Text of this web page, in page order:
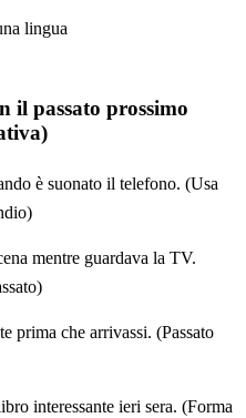
lingua
il passato prossimo
è suonato il telefono. (Usa
mentre guardava la TV.
prima che arrivassi. (Passato
interessante ieri sera. (Forma